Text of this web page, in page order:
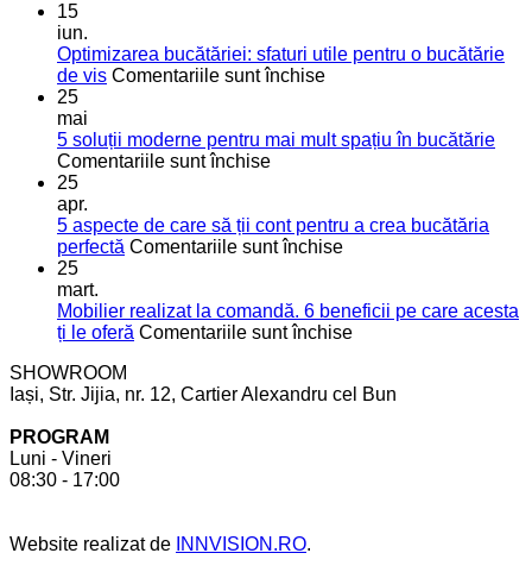
15
iun.
Optimizarea bucătăriei: sfaturi utile pentru o bucătărie
de vis Comentariile sunt închisepentru
sfaturi
bucătărie
de
25
mai
5 soluții moderne pentru mai mult spațiu în bucătărie
Comentariile sunt închisepentru
moderne
pentru
spațiu
în
25
apr.
5 aspecte de care să ții cont pentru a crea bucătăria
perfectă Comentariile sunt închisepentru
de
care
cont
25
mart.
Mobilier realizat la comandă. 6 beneficii pe care acesta
ți le oferă Comentariile sunt închisepentru
la
SHOWROOM
Iași, Str. Jijia, nr. 12, Cartier Alexandru cel Bun
PROGRAM
Luni - Vineri
08:30 - 17:00
Website realizat de INNVISION.RO.